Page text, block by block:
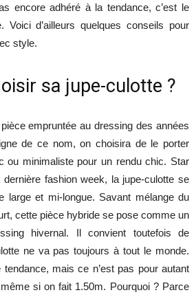
encore adhéré à la tendance, c’est le
Voici d’ailleurs quelques conseils pour
style.
sa jupe-culotte ?
empruntée au dressing des années
de ce nom, on choisira de le porter
ou minimaliste pour un rendu chic. Star
fashion week, la jupe-culotte se
large et mi-longue. Savant mélange du
cette pièce hybride se pose comme un
hivernal. Il convient toutefois de
ne va pas toujours à tout le monde.
tendance, mais ce n’est pas pour autant
si on fait 1.50m. Pourquoi ? Parce